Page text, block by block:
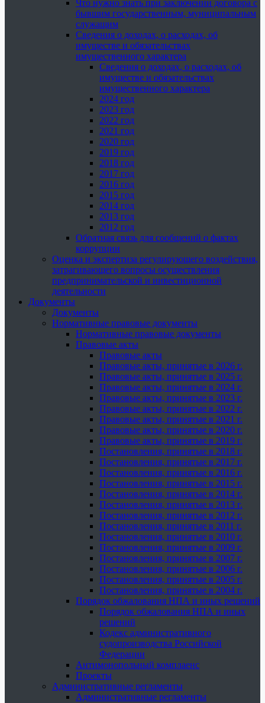
Что нужно знать при заключении договора с
бывшим государственным, муниципальным
служащим
Сведения о доходах, о расходах, об
имуществе и обязательствах
имущественного характера
Сведения о доходах, о расходах, об
имуществе и обязательствах
имущественного характера
2024 год
2023 год
2022 год
2021 год
2020 год
2019 год
2018 год
2017 год
2016 год
2015 год
2014 год
2013 год
2012 год
Обратная связь для сообщений о фактах
коррупции
Оценка и экспертиза регулирующего воздействия,
затрагивающего вопросы осуществления
предпринимательской и инвестиционной
деятельности
Документы
Документы
Нормативные правовые документы
Нормативные правовые документы
Правовые акты
Правовые акты
Правовые акты, принятые в 2026 г.
Правовые акты, принятые в 2025 г.
Правовые акты, принятые в 2024 г.
Правовые акты, принятые в 2023 г.
Правовые акты, принятые в 2022 г.
Правовые акты, принятые в 2021 г.
Правовые акты, принятые в 2020 г.
Правовые акты, принятые в 2019 г.
Постановления, принятые в 2018 г.
Постановления, принятые в 2017 г.
Постановления, принятые в 2016 г.
Постановления, принятые в 2015 г.
Постановления, принятые в 2014 г.
Постановления, принятые в 2013 г.
Постановления, принятые в 2012 г.
Постановления, принятые в 2011 г.
Постановления, принятые в 2010 г.
Постановления, принятые в 2009 г.
Постановления, принятые в 2007 г.
Постановления, принятые в 2006 г.
Постановления, принятые в 2005 г.
Постановления, принятые в 2004 г.
Порядок обжалования НПА и иных решений
Порядок обжалования НПА и иных
решений
Кодекс административного
судопроизводства Российской
Федерации
Антимонопольный комплаенс
Проекты
Административные регламенты
Административные регламенты